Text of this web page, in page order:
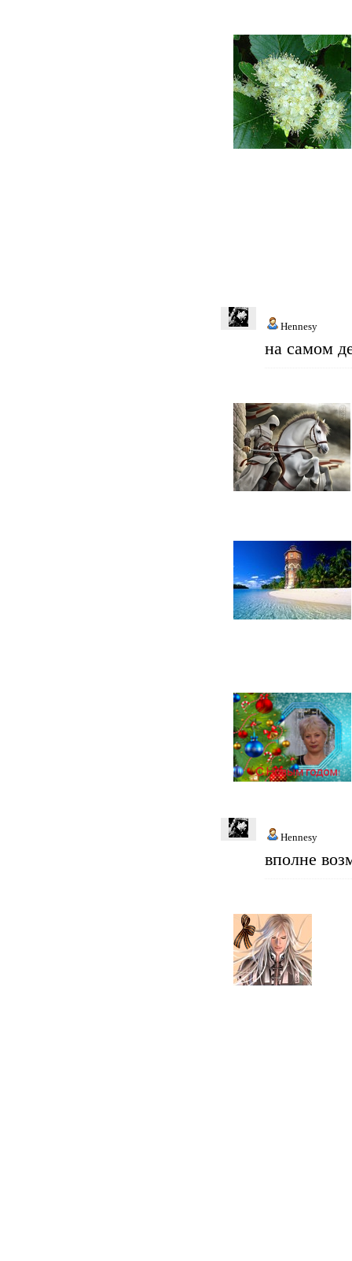
Hennesy
на самом
Hennesy
вполне